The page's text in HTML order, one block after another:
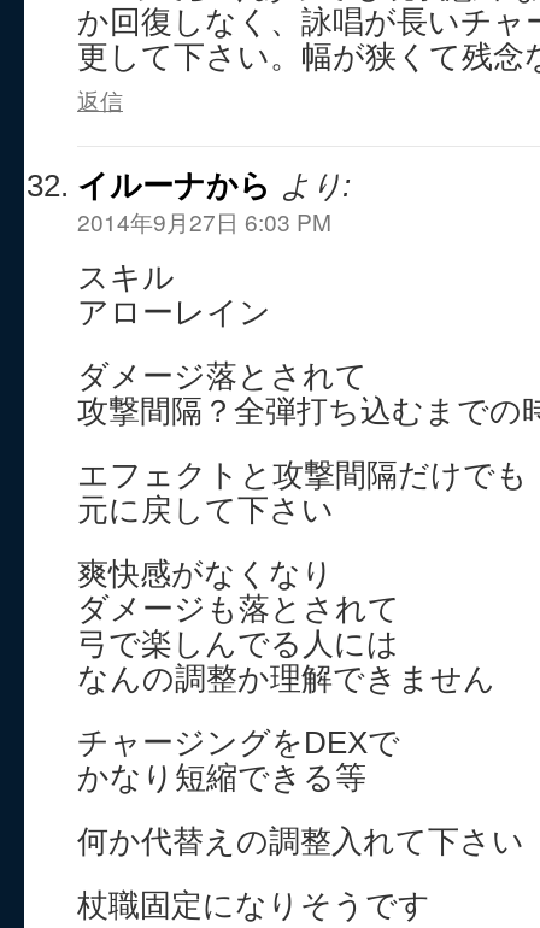
か回復しなく、詠唱が長いチ
更して下さい。幅が狭くて残念
返信
イルーナから より:
2014年9月27日 6:03 PM
スキル
アローレイン
ダメージ落とされて
攻撃間隔？全弾打ち込むまでの
エフェクトと攻撃間隔だけでも
元に戻して下さい
爽快感がなくなり
ダメージも落とされて
弓で楽しんでる人には
なんの調整か理解できません
チャージングをDEXで
かなり短縮できる等
何か代替えの調整入れて下さい
杖職固定になりそうです